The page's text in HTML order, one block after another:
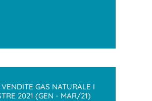
VENDITE GAS NATURALE I
2021 (GEN - MAR/21)